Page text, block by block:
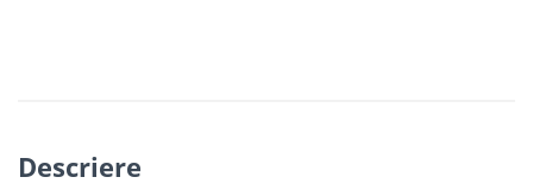
Descriere